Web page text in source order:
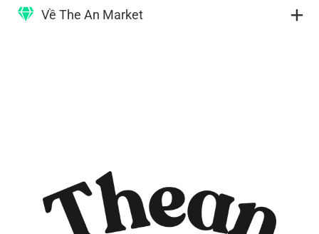
làm thơm bằng hỗn hợp độc quyền được làm từ các
loại tinh dầu hữu cơ hoặc tinh dầu trị liệu, được pha
Về The An Market